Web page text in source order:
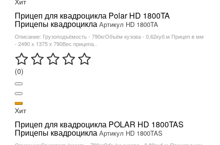
Прицеп для квадроцикла Polar HD 1800TA
Прицепы квадроцикла Артикул HD 1800TA
Описание: Грузоподъёмость - 790кгОбъём кузова - 0,62куб.м Прицеп в мм
- 2490 х 1375 х 790Вес прицепа..
(0)
Хит
Прицеп для квадроцикла POLAR HD 1800TAS
Прицепы квадроцикла Артикул HD 1800TAS